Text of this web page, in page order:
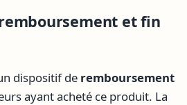
et fin
dispositif de remboursement
ayant acheté ce produit. La